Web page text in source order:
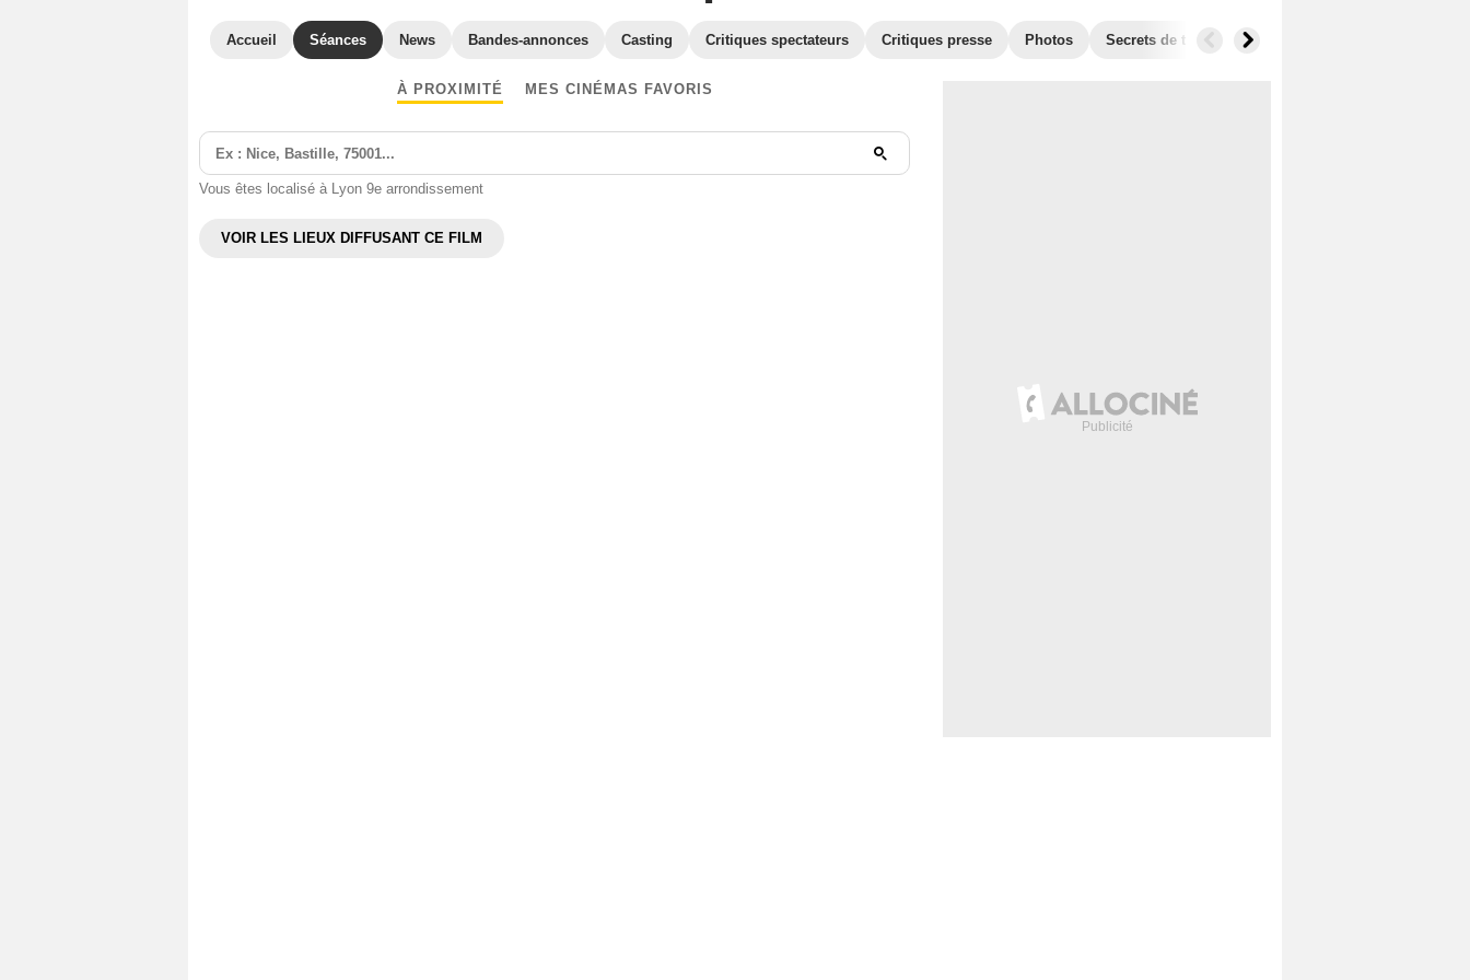
Accueil Séances News Bandes-annonces Casting Critiques spectateurs Critiques presse Photos Secrets de tournage
À PROXIMITÉ MES CINÉMAS FAVORIS
Vous êtes localisé à Lyon 9e arrondissement
VOIR LES LIEUX DIFFUSANT CE FILM